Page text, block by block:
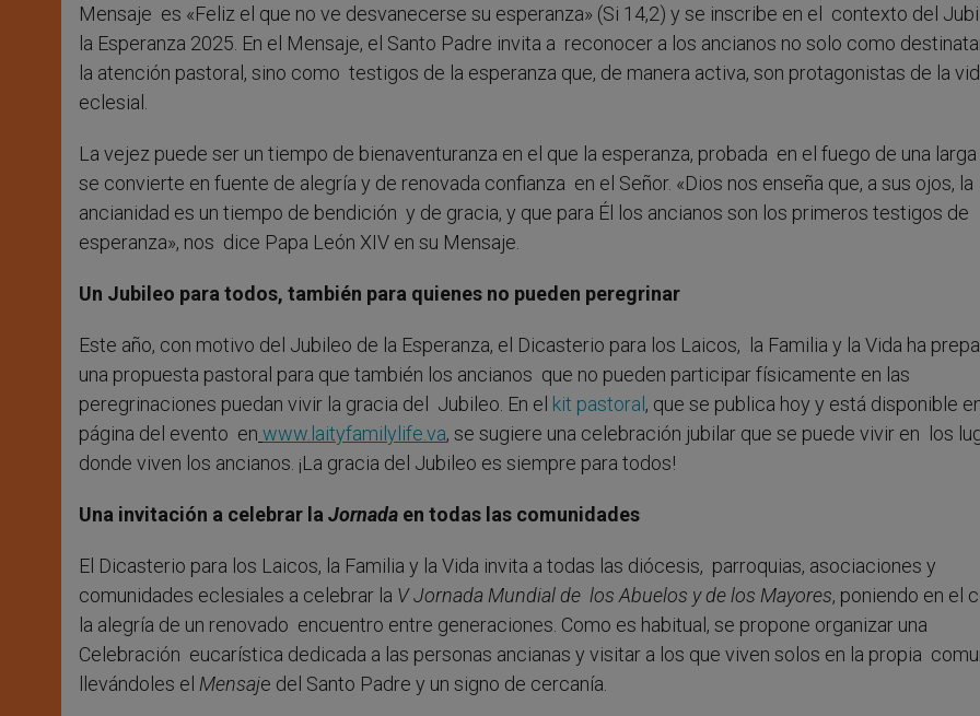
Mensaje es «Feliz el que no ve desvanecerse su esperanza» (Si 14,2) y se inscribe en el contexto del
la Esperanza 2025. En el Mensaje, el Santo Padre invita a reconocer a los ancianos no solo como
la atención pastoral, sino como testigos de la esperanza que, de manera activa, son protagonistas de la
eclesial.
La vejez puede ser un tiempo de bienaventuranza en el que la esperanza, probada en el fuego de una larga
se convierte en fuente de alegría y de renovada confianza en el Señor. «Dios nos enseña que, a sus ojos, la
ancianidad es un tiempo de bendición y de gracia, y que para Él los ancianos son los primeros testigos de
esperanza», nos dice Papa León XIV en su Mensaje.
Un Jubileo para todos, también para quienes no pueden peregrinar
Este año, con motivo del Jubileo de la Esperanza, el Dicasterio para los Laicos, la Familia y la Vida ha
una propuesta pastoral para que también los ancianos que no pueden participar físicamente en las
peregrinaciones puedan vivir la gracia del Jubileo. En el kit pastoral , que se publica hoy y está disponible
página del evento en www.laityfamilylife.va, se sugiere una celebración jubilar que se puede vivir en los
donde viven los ancianos. ¡La gracia del Jubileo es siempre para todos!
Una invitación a celebrar la Jornada en todas las comunidades
El Dicasterio para los Laicos, la Familia y la Vida invita a todas las diócesis, parroquias, asociaciones y
comunidades eclesiales a celebrar la V Jornada Mundial de los Abuelos y de los Mayores, poniendo en el
la alegría de un renovado encuentro entre generaciones. Como es habitual, se propone organizar una
Celebración eucarística dedicada a las personas ancianas y visitar a los que viven solos en la propia
llevándoles el Mensaje del Santo Padre y un signo de cercanía.